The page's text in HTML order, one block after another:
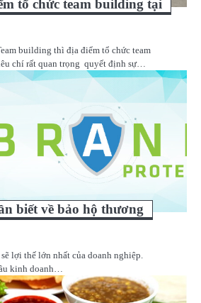
tổ chức team building tại
building thì địa điểm tổ chức team
chí rất quan trọng quyết định sự…
biết về bảo hộ thương
lợi thế lớn nhất của doanh nghiệp.
kinh doanh…